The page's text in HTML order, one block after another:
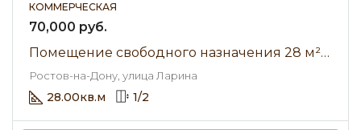
КОММЕРЧЕСКАЯ
70,000 руб.
Помещение свободного назначения 28 м² • улица Ларина • Аренда 70 000 ₽/мес
Ростов-на-Дону, улица Ларина
28.00кв.м 1/2